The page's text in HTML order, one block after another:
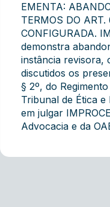
EMENTA:
TERMOS DO
CONFIGURADA.
demonstra
instância revisora,
discutidos os
§ 2º, do
Tribunal de Ética e
em julgar
Advocacia e da